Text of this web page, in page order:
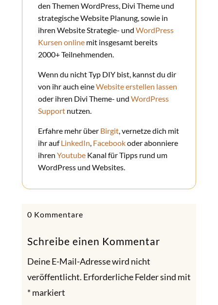
den Themen WordPress, Divi Theme und
strategische Website Planung, sowie in
ihren Website Strategie- und WordPress
Kursen onlinemit insgesamt bereits
2000+ Teilnehmenden.
Wenn du nicht Typ DIY bist, kannst du dir
von ihr auch eineWebsite erstellen lassen
oder ihren Divi Theme- und WordPress
Supportnutzen.
Erfahre mehr über Birgit, vernetze dich mit
ihr aufLinkedIn Facebookoder abonniere
ihren YoutubeKanal für Tipps rund um
WordPress und Websites.
0 Kommentare
Schreibe einen Kommentar
Deine E-Mail-Adresse wird nicht
veröffentlicht. Erforderliche Felder sind mit
*markiert